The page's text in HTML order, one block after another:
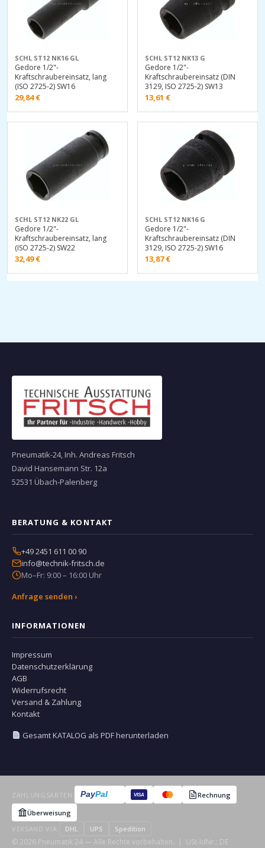
SCHL ST12 NK16 GL
Gedore 1/2"-
Kraftschraubereinsatz, lang
(ISO 2725-2) SW16
29,84€
SCHL ST12 NK13 G
Gedore 1/2"-
Kraftschraubereinsatz (DIN
3129, ISO 2725-2) SW13
13,61 €
SCHL ST12 NK22 GL
Gedore 1/2"-
Kraftschraubereinsatz, lang
(ISO 2725-2) SW22
32,49€
SCHL ST12 NK16 G
Gedore 1/2"-
Kraftschraubereinsatz (DIN
3129, ISO 2725-2) SW16
13,87€
Pneumatik-24, Inh. Andreas Fritsch
David Hansemann Str. 12a
52531 Übach-Palenberg
BERATUNG & KONTAKT
+49 2451 611 00 90
info@technik-fritsch.de
Mo–Fr: 9:00 – 16:00 Uhr
Anfrage senden ›
INFORMATIONEN
Impressum
Datenschutzerklärung
AGB
Widerrufsrecht
Versand & Zahlung
Kontakt
Gesamt KATALOG als PDF herunterladen
ZAHLUNGSARTEN: PayPal VISA
Rechnung
Überweisung
VERSAND VIA:
DHL UPS Spedition
© 2026 Pneumatik 24 — Alle Rechte vorbehalten. | USt-IdNr.: DE